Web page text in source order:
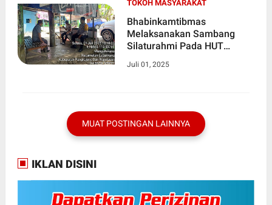
TOKOH MASYARAKAT
Bhabinkamtibmas
Melaksanakan Sambang
Silaturahmi Pada HUT
Wilayah Binaan
Juli 01, 2025
MUAT POSTINGAN LAINNYA
IKLAN DISINI